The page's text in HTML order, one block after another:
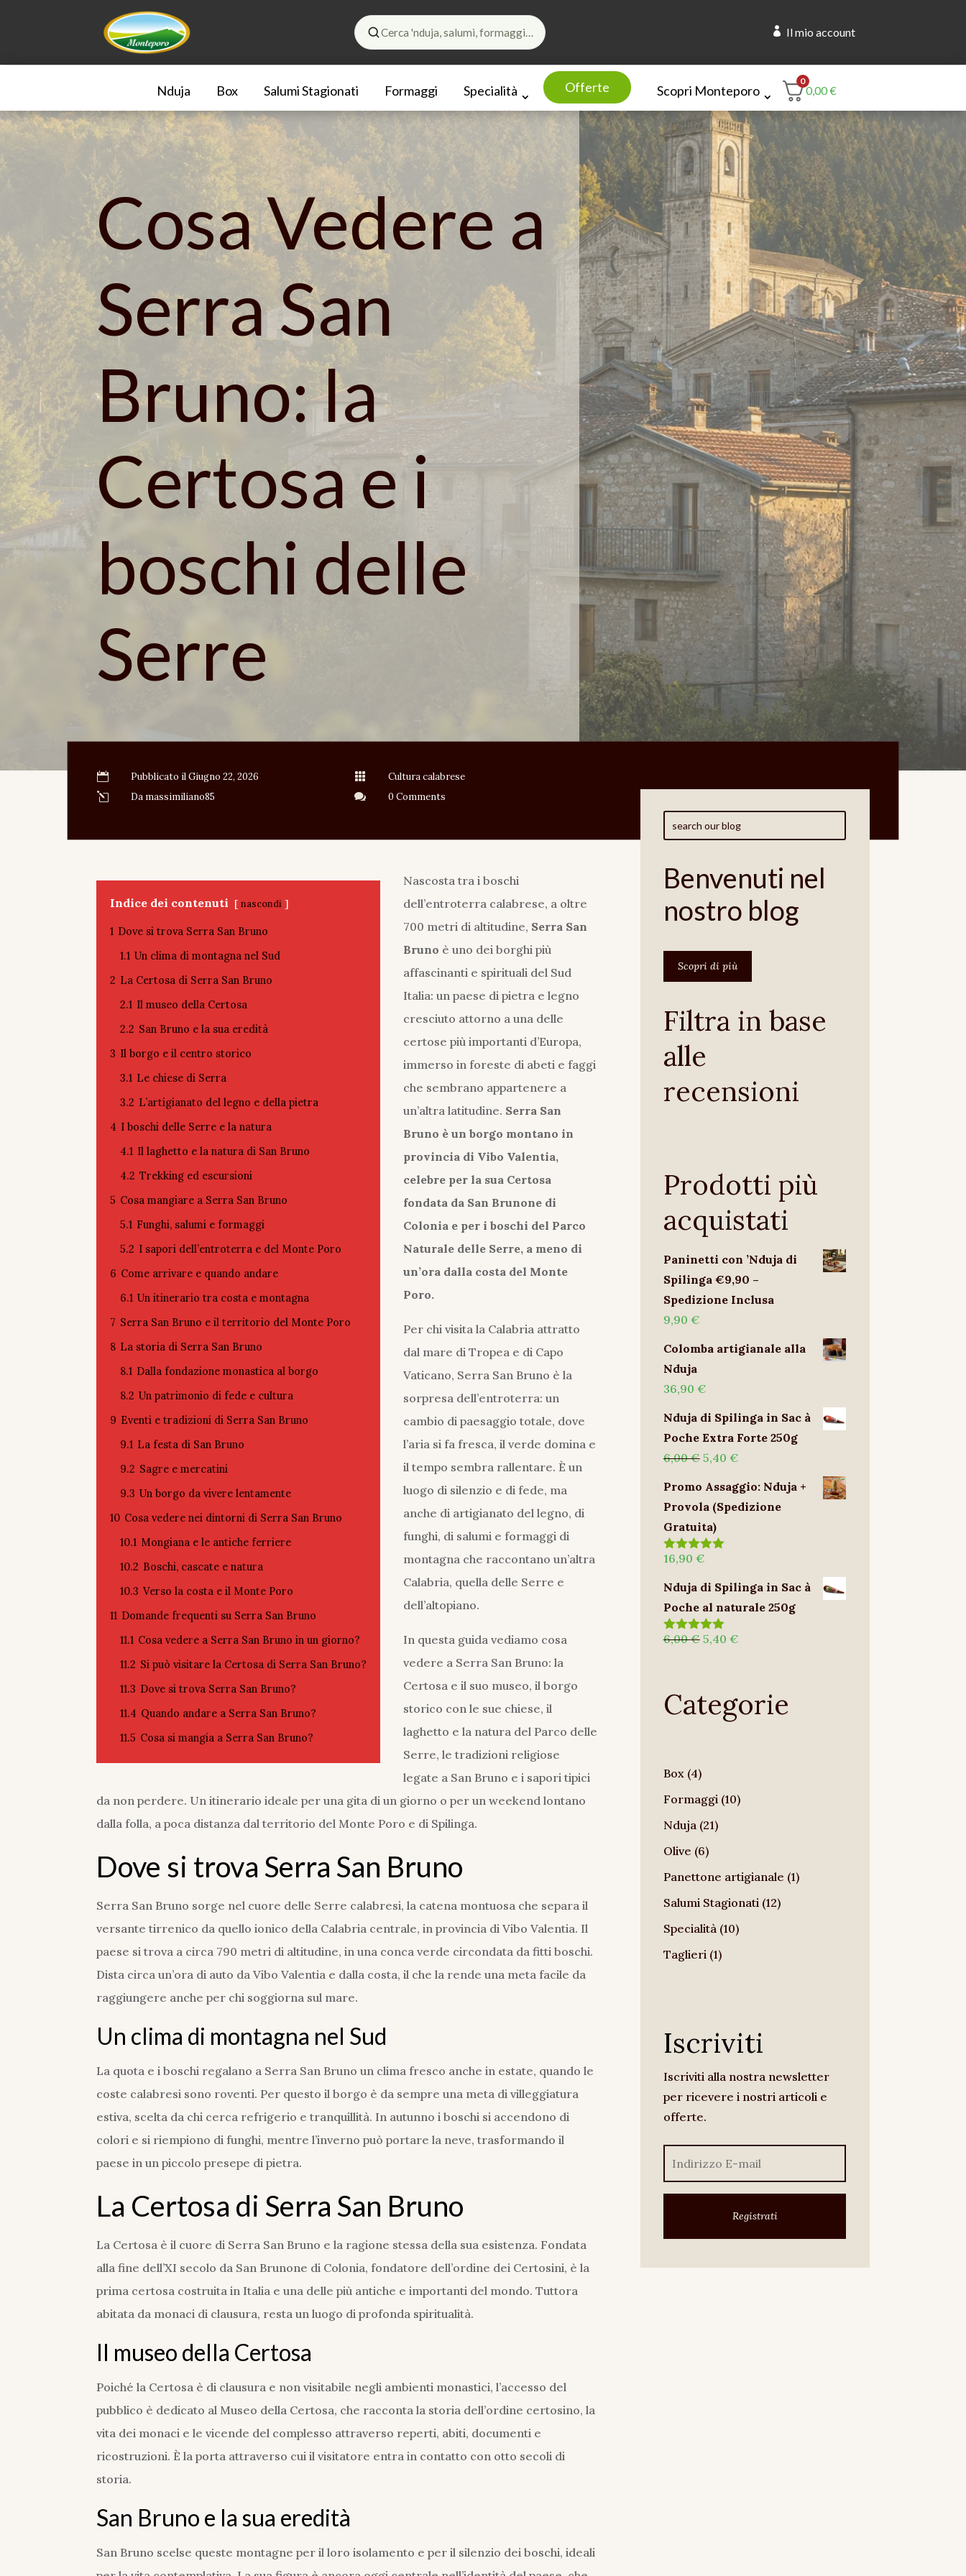
Cerca 'nduja, salumi, formaggi…  Il mio account
Nduja Box Salumi Stagionati Formaggi Specialità Offerte Scopri Monteporo
0
0,00€
Cosa Vedere a
Serra San
Bruno: la
Certosa e i
boschi delle
Serre
 Pubblicato il Giugno 22, 2026
l Da massimiliano85
 Cultura calabrese
 0 Comments
Indice dei contenuti nascondi
1 Dove si trova Serra San Bruno
1.1 Un clima di montagna nel Sud
2 La Certosa di Serra San Bruno
2.1 Il museo della Certosa
2.2 San Bruno e la sua eredità
3 Il borgo e il centro storico
3.1 Le chiese di Serra
3.2 L’artigianato del legno e della pietra
4 I boschi delle Serre e la natura
4.1 Il laghetto e la natura di San Bruno
4.2 Trekking ed escursioni
5 Cosa mangiare a Serra San Bruno
5.1 Funghi, salumi e formaggi
5.2 I sapori dell’entroterra e del Monte Poro
6 Come arrivare e quando andare
6.1 Un itinerario tra costa e montagna
7 Serra San Bruno e il territorio del Monte Poro
8 La storia di Serra San Bruno
8.1 Dalla fondazione monastica al borgo
8.2 Un patrimonio di fede e cultura
9 Eventi e tradizioni di Serra San Bruno
9.1 La festa di San Bruno
9.2 Sagre e mercatini
9.3 Un borgo da vivere lentamente
10 Cosa vedere nei dintorni di Serra San Bruno
10.1 Mongiana e le antiche ferriere
10.2 Boschi, cascate e natura
10.3 Verso la costa e il Monte Poro
11 Domande frequenti su Serra San Bruno
11.1 Cosa vedere a Serra San Bruno in un giorno?
11.2 Si può visitare la Certosa di Serra San Bruno?
11.3 Dove si trova Serra San Bruno?
11.4 Quando andare a Serra San Bruno?
11.5 Cosa si mangia a Serra San Bruno?
Nascosta tra i boschi
dell’entroterra calabrese, a oltre
700 metri di altitudine, Serra San
Bruno è uno dei borghi più
affascinanti e spirituali del Sud
Italia: un paese di pietra e legno
cresciuto attorno a una delle
certose più importanti d’Europa,
immerso in foreste di abeti e faggi
che sembrano appartenere a
un’altra latitudine. Serra San
Bruno è un borgo montano in
provincia di Vibo Valentia,
celebre per la sua Certosa
fondata da San Brunone di
Colonia e per i boschi del Parco
Naturale delle Serre, a meno di
un’ora dalla costa del Monte
Poro.
Per chi visita la Calabria attratto
dal mare di Tropea e di Capo
Vaticano, Serra San Bruno è la
sorpresa dell’entroterra: un
cambio di paesaggio totale, dove
l’aria si fa fresca, il verde domina e
il tempo sembra rallentare. È un
luogo di silenzio e di fede, ma
anche di artigianato del legno, di
funghi, di salumi e formaggi di
montagna che raccontano un’altra
Calabria, quella delle Serre e
dell’altopiano.
In questa guida vediamo cosa
vedere a Serra San Bruno: la
Certosa e il suo museo, il borgo
storico con le sue chiese, il
laghetto e la natura del Parco delle
Serre, le tradizioni religiose
legate a San Bruno e i sapori tipici
da non perdere. Un itinerario ideale per una gita di un giorno o per un weekend lontano
dalla folla, a poca distanza dal territorio del Monte Poro e di Spilinga.
Dove si trova Serra San Bruno
Serra San Bruno sorge nel cuore delle Serre calabresi, la catena montuosa che separa il
versante tirrenico da quello ionico della Calabria centrale, in provincia di Vibo Valentia. Il
paese si trova a circa 790 metri di altitudine, in una conca verde circondata da fitti boschi.
Dista circa un’ora di auto da Vibo Valentia e dalla costa, il che la rende una meta facile da
raggiungere anche per chi soggiorna sul mare.
Un clima di montagna nel Sud
La quota e i boschi regalano a Serra San Bruno un clima fresco anche in estate, quando le
coste calabresi sono roventi. Per questo il borgo è da sempre una meta di villeggiatura
estiva, scelta da chi cerca refrigerio e tranquillità. In autunno i boschi si accendono di
colori e si riempiono di funghi, mentre l’inverno può portare la neve, trasformando il
paese in un piccolo presepe di pietra.
La Certosa di Serra San Bruno
La Certosa è il cuore di Serra San Bruno e la ragione stessa della sua esistenza. Fondata
alla fine dell’XI secolo da San Brunone di Colonia, fondatore dell’ordine dei Certosini, è la
prima certosa costruita in Italia e una delle più antiche e importanti del mondo. Tuttora
abitata da monaci di clausura, resta un luogo di profonda spiritualità.
Il museo della Certosa
Poiché la Certosa è di clausura e non visitabile negli ambienti monastici, l’accesso del
pubblico è dedicato al Museo della Certosa, che racconta la storia dell’ordine certosino, la
vita dei monaci e le vicende del complesso attraverso reperti, abiti, documenti e
ricostruzioni. È la porta attraverso cui il visitatore entra in contatto con otto secoli di
storia.
San Bruno e la sua eredità
San Bruno scelse queste montagne per il loro isolamento e per il silenzio dei boschi, ideali
Benvenuti nel
nostro blog
Scopri di più
Filtra in base
alle
recensioni
Prodotti più
acquistati
Paninetti con ’Nduja di
Spilinga €9,90 –
Spedizione Inclusa
9,90 €
Colomba artigianale alla
Nduja
36,90 €
Nduja di Spilinga in Sac à
Poche Extra Forte 250g
6,00€ Il
originale
era:
6,00 €.
5,40 €Il
attuale
Promo Assaggio: Nduja +
Provola (Spedizione
Gratuita)
Valutato
16,90 €
Nduja di Spilinga in Sac à
Poche al naturale 250g
Valutato
6,00€ Il
era:
6,00 €.
5,40 €Il
è:
5,40 €.
Categorie
Box 44
prodotti
Formaggi 1010
Nduja 2121
Olive 66
prodotti
Panettone artigianale 11
Salumi Stagionati 1212
Specialità 1010
Taglieri 11
Iscriviti
Iscriviti alla nostra newsletter
per ricevere i nostri articoli e
offerte.
Registrati